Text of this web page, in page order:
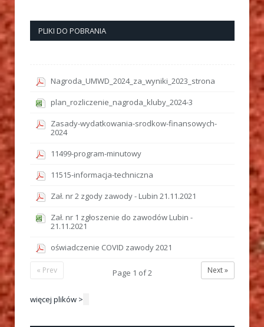
PLIKI DO POBRANIA
Nagroda_UMWD_2024_za_wyniki_2023_strona
plan_rozliczenie_nagroda_kluby_2024-3
Zasady-wydatkowania-srodkow-finansowych-
2024
11499-program-minutowy
11515-informacja-techniczna
Zał. nr 2 zgody zawody - Lubin 21.11.2021
Zał. nr 1 zgłoszenie do zawodów Lubin -
21.11.2021
oświadczenie COVID zawody 2021
Next »
Page 1 of2
« Prev
więcej plików >